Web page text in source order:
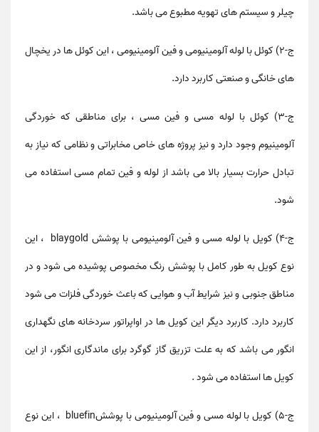
چیلر و سیستم های تهویه مطبوع می باشد.
ج-۲) کوئل با لوله آلومینیومی و فین آلومینیومی ، این کوئل ها در یخچال
های خانگی و صنعتی کاربرد دارد.
ج-۳) کوئل با لوله مسی و فین مسی ، برای مناطقی که خوردگی
آلومینیوم وجود دارد و نیز پروژه های خاص مخابراتی و نظامی که نیاز به
تبادل حرارت بسیار بالا می باشد از لوله و فین تمام مسی استفاده می
شود.
ج-۴) کویل با لوله مسی و فین آلومینیومی با پوشش blaygold ، این
نوع کویل به طور کامل با پوشش رنگ مخصوص پوشیده می شود و در
مناطق جنوبی و نیز شرایط آب و هوایی که باعث خوردگی فلزات می شود
کاربرد دارد. کاربرد دیگر این کویل ها در اواپراتور سردخانه های نگهداری
انگور می باشد که به علت تزریق گاز گوگرد برای ماندگاری انگور، از این
کویل ها استفاده می شود .
ج-۵) کویل با لوله مسی و فین آلومینیومی با پوششbluefin ، این نوع